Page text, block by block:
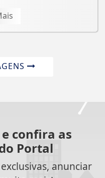
confira as
Portal
anunciar